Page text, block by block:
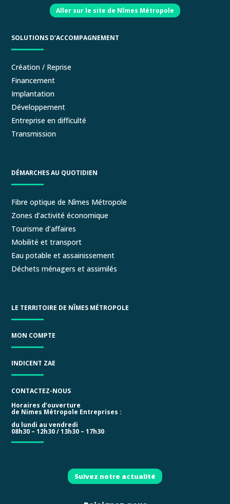
Aller sur le site de Nîmes Métropole
SOLUTIONS D’ACCOMPAGNEMENT
Création / Reprise
Financement
Implantation
Développement
Entreprise en difficulté
Transmission
DÉMARCHES AU QUOTIDIEN
Fibre optique de Nîmes Métropole
Zones d’activité économique
Tourisme d’affaires
Mobilité et transport
Eau potable et assainissement
Déchets ménagers et assimilés
LE TERRITOIRE DE NÎMES MÉTROPOLE
MON COMPTE
INDICENT ZAE
CONTACTEZ-NOUS
Horaires d’ouverture
de Nimes Métropole Entreprises :
du lundi au vendredi
08h30 – 12h30 / 13h30 – 17h30
Suivez notre actualité